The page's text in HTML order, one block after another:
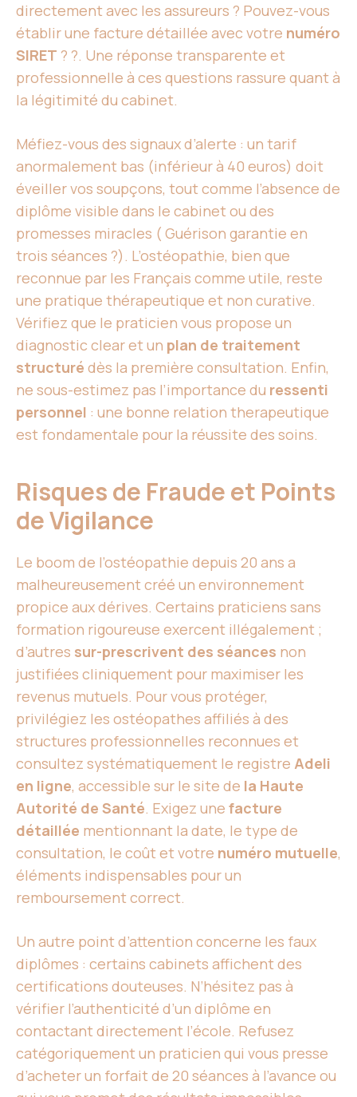
directement avec les assureurs ? Pouvez-vous
établir une facture détaillée avec votre numéro
SIRET ? ?. Une réponse transparente et
professionnelle à ces questions rassure quant à
la légitimité du cabinet.
Méfiez-vous des signaux d’alerte : un tarif
anormalement bas (inférieur à 40 euros) doit
éveiller vos soupçons, tout comme l’absence de
diplôme visible dans le cabinet ou des
promesses miracles ( Guérison garantie en
trois séances ?). L’ostéopathie, bien que
reconnue par les Français comme utile, reste
une pratique thérapeutique et non curative.
Vérifiez que le praticien vous propose un
diagnostic clear et un plan de traitement
structuré dès la première consultation. Enfin,
ne sous-estimez pas l’importance du ressenti
personnel : une bonne relation therapeutique
est fondamentale pour la réussite des soins.
Risques de Fraude et Points
de Vigilance
Le boom de l’ostéopathie depuis 20 ans a
malheureusement créé un environnement
propice aux dérives. Certains praticiens sans
formation rigoureuse exercent illégalement ;
d’autres sur-prescrivent des séances non
justifiées cliniquement pour maximiser les
revenus mutuels. Pour vous protéger,
privilégiez les ostéopathes affiliés à des
structures professionnelles reconnues et
consultez systématiquement le registre Adeli
en ligne, accessible sur le site de la Haute
Autorité de Santé. Exigez une facture
détaillée mentionnant la date, le type de
consultation, le coût et votre numéro mutuelle,
éléments indispensables pour un
remboursement correct.
Un autre point d’attention concerne les faux
diplômes : certains cabinets affichent des
certifications douteuses. N’hésitez pas à
vérifier l’authenticité d’un diplôme en
contactant directement l’école. Refusez
catégoriquement un praticien qui vous presse
d’acheter un forfait de 20 séances à l’avance ou